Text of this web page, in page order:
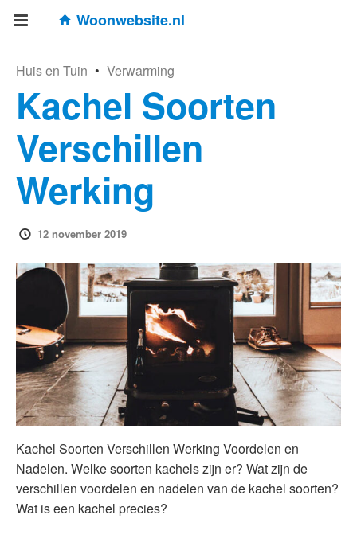
Woonwebsite.nl
Huis en Tuin • Verwarming
Kachel Soorten
Verschillen
Werking
12 november 2019
Kachel Soorten Verschillen Werking Voordelen en
Nadelen. Welke soorten kachels zijn er? Wat zijn de
verschillen voordelen en nadelen van de kachel soorten?
Wat is een kachel precies?